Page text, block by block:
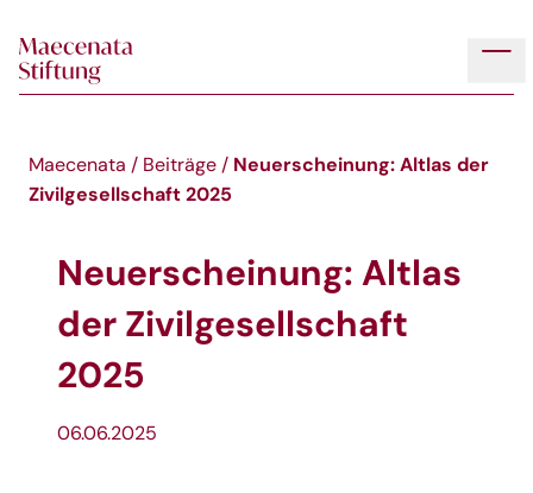
Maecenata / Beiträge / Neuerscheinung: Altlas der
Zivilgesellschaft 2025
Neuerscheinung: Altlas
der Zivilgesellschaft
2025
06.06.2025